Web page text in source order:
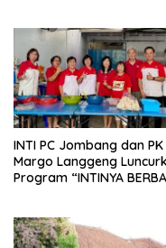
INTI PC Jombang dan PK
Margo Langgeng
Program “INTINYA